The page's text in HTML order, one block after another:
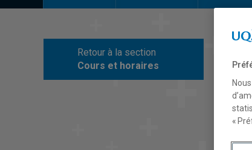
Retour à la section
Cours et horaires
«